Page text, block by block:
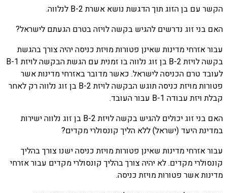
הקשר עם בן הזוג תוך הדגשת נושא אשרת B-2 לנלווה.
האם בני זוג נדרשים להגיש בקשה לויזה בטרם הגעתם לישראל?
עבור אזרחי מדינות שאינן פטורות מויזת כניסה יהיה צורך בהגשת
בקשה לויזת B-2 בן זוג נלווה בו זמנית עם הגשת הבקשה לויזת B-1
לעובד טרם הכניסה לישראל. כאשר מדובר באזרחי מדינות אשר
פטורות מויזת כניסה תוגש הבקשה לויזת B-2 בן זוג נלווה רק לאחר
קבלת ויזת עבודה B-1 עבור העובד.
האם בני זוג יכולים להגיש בקשה לויזת B-2 בן זוג נלווה ישירות
במדינת היעד (ישראל) ללא הליך קונסולרי מקדים?
עבור אזרחי מדינות שאינן פטורות מויזת כניסה ישנו צורך בהליך
קונסולרי מקדים. לא יהיה צורך בהליך קונסולרי מקדים עבור אזרחי
מדינות אשר פטורות מויזת כניסה.